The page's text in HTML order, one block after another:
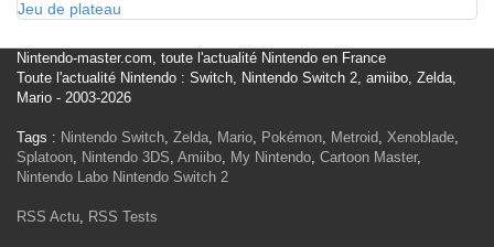
Jeu de plateau
Nintendo-master.com, toute l'actualité Nintendo en France
Toute l'actualité Nintendo : Switch, Nintendo Switch 2, amiibo, Zelda,
Mario - 2003-2026
Tags : Nintendo Switch, Zelda, Mario, Pokémon, Metroid, Xenoblade,
Splatoon, Nintendo 3DS, Amiibo, My Nintendo, Cartoon Master,
Nintendo Labo Nintendo Switch 2
RSS Actu, RSS Tests